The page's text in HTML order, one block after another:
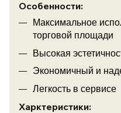
Особенности:
Максимальное
торговой площади
Высокая
Экономичный и
Легкость в сервисе
Харктеристики: